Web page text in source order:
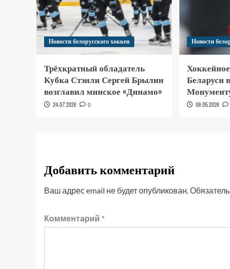
Новости белорусского хоккея
Трёхкратный обладатель
Кубка Стэнли Сергей Брылин
возглавил минское «Динамо»
24.07.2026 0
Новости
Беларуси
09.05.2026
Добавить комментарий
Ваш адрес email не будет опубликован.
Комментарий *